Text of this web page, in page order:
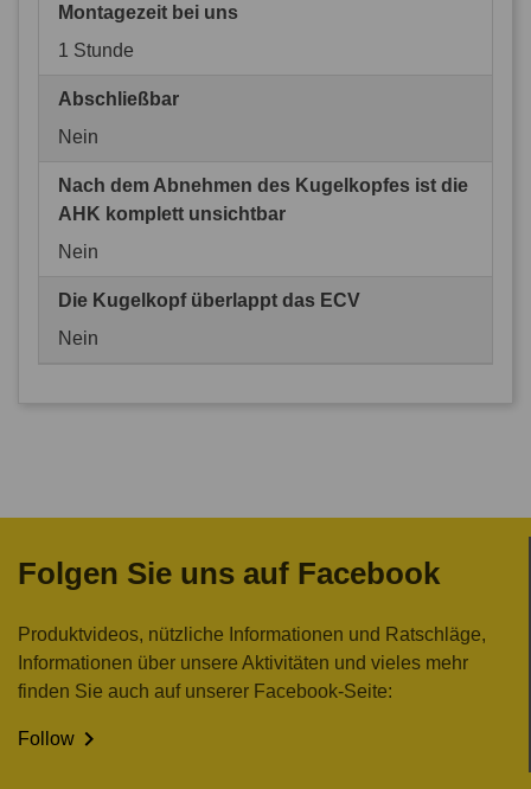
Montagezeit bei uns
1 Stunde
Abschließbar
Nein
Nach dem Abnehmen des Kugelkopfes ist die
AHK komplett unsichtbar
Nein
Die Kugelkopf überlappt das ECV
Nein
Folgen Sie uns auf Facebook
Produktvideos, nützliche Informationen und Ratschläge,
Informationen über unsere Aktivitäten und vieles mehr
finden Sie auch auf unserer Facebook-Seite:
Follow 